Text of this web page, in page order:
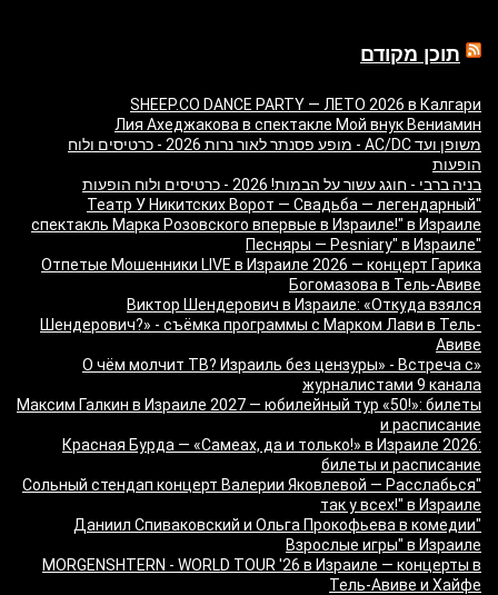
תוכן מקודם
SHEEP.CO DANCE PARTY — ЛЕТО 2026 в Калгари
Лия Ахеджакова в спектакле Мой внук Вениамин
משופן ועד AC/DC - מופע פסנתר לאור נרות 2026 - כרטיסים ולוח
הופעות
בניה ברבי - חוגג עשור על הבמות! 2026 - כרטיסים ולוח הופעות
"Театр У Никитских Ворот — Свадьба — легендарный
спектакль Марка Розовского впервые в Израиле!" в Израиле
"Песняры — Pesniary" в Израиле
Отпетые Мошенники LIVE в Израиле 2026 — концерт Гарика
Богомазова в Тель-Авиве
Виктор Шендерович в Израиле: «Откуда взялся
Шендерович?» - съёмка программы с Марком Лави в Тель-
Авиве
«О чём молчит ТВ? Израиль без цензуры» - Встреча с
журналистами 9 канала
Максим Галкин в Израиле 2027 — юбилейный тур «50!»: билеты
и расписание
Красная Бурда — «Самеах, да и только!» в Израиле 2026:
билеты и расписание
"Сольный стендап концерт Валерии Яковлевой — Расслабься
так у всех!" в Израиле
"Даниил Спиваковский и Ольга Прокофьева в комедии
Взрослые игры" в Израиле
MORGENSHTERN - WORLD TOUR '26 в Израиле — концерты в
Тель-Авиве и Хайфе